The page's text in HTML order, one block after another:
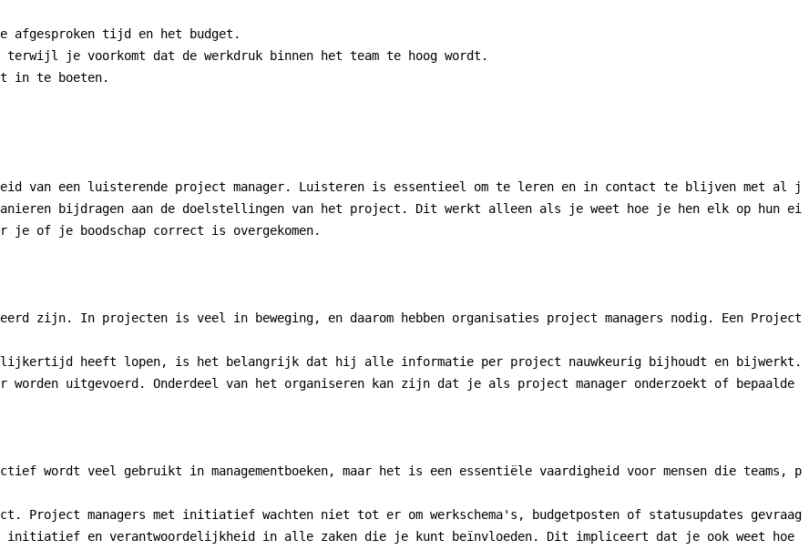
afgesproken tijd en het budget.
je voorkomt dat de werkdruk binnen het team te hoog wordt.
in te boeten.
van een luisterende project manager. Luisteren is essentieel om te leren en in contact te blijven met al
bijdragen aan de doelstellingen van het project. Dit werkt alleen als je weet hoe je hen elk op hun
of je boodschap correct is overgekomen.
zijn. In projecten is veel in beweging, en daarom hebben organisaties project managers nodig. Een
heeft lopen, is het belangrijk dat hij alle informatie per project nauwkeurig bijhoudt en
uitgevoerd. Onderdeel van het organiseren kan zijn dat je als project manager onderzoekt of bepaalde
wordt veel gebruikt in managementboeken, maar het is een essentiële vaardigheid voor mensen die
Project managers met initiatief wachten niet tot er om werkschema's, budgetposten of statusupdates
initiatief en verantwoordelijkheid in alle zaken die je kunt beïnvloeden. Dit impliceert dat je ook weet